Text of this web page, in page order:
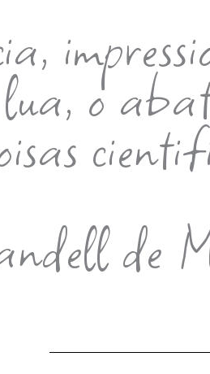
o
de